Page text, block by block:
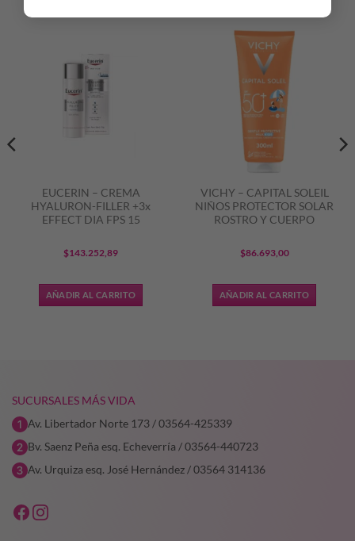
EUCERIN – CREMA
HYALURON-FILLER +3x
EFFECT DIA FPS 15
$143.252,89
AÑADIR AL CARRITO
VICHY – CAPITAL SOLEIL
NIÑOS PROTECTOR SOLAR
ROSTRO Y CUERPO
$86.693,00
AÑADIR AL CARRITO
SUCURSALES MÁS VIDA
Av. Libertador Norte 173 / 03564-425339
Bv. Saenz Peña esq. Echeverría / 03564-440723
Av. Urquiza esq. José Hernández / 03564 314136